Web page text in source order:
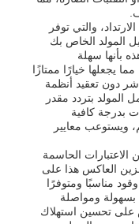
والتي توفر
المولد الخاص بك
بأنها سهلة
يجعلها خيارًا ممتازًا
دون تعقيد أنظمة
المولد بتردد مقدر
بدرجة كافية
ويستوعب معايير
الاعتبارات الحاسمة
العاكس هذا على
مناسبًا ومتوفرًا
بسهولة ومواصلة
على تحسين استهلاك